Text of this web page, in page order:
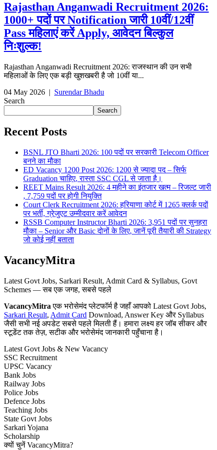
Rajasthan Anganwadi Recruitment 2026:
1000+ पदों पर Notification जारी 10वीं/12वीं
Pass महिलाएं करें Apply, आवेदन बिल्कुल
निःशुल्क!
Rajasthan Anganwadi Recruitment 2026: राजस्थान की उन सभी
महिलाओं के लिए एक बड़ी खुशखबरी है जो 10वीं या...
04 May 2026 | Surendar Bhadu
Search
Search
Recent Posts
BSNL JTO Bharti 2026: 100 पदों पर सरकारी Telecom Officer
बनने का मौका
ED Vacancy 1200 Post 2026: 1200 से ज्यादा पद – सिर्फ
Graduation चाहिए, रास्ता SSC CGL से जाता है।
REET Mains Result 2026: 4 महीने का इंतजार खत्म – रिजल्ट जारी
, 7,759 पदों पर होगी नियुक्ति
Court Clerk Recruitment 2026: हरियाणा कोर्ट में 1265 क्लर्क पदों
पर भर्ती, ग्रेजुएट उम्मीदवार करें आवेदन
RSSB Computer Instructor Bharti 2026: 3,951 पदों पर सुनहरा
मौका – Senior और Basic दोनों के लिए, जानें पूरी तैयारी की Strategy
जो कोई नहीं बताता
VacancyMitra
Latest Govt Jobs, Sarkari Result, Admit Card & Syllabus, Govt
Schemes — सब एक जगह, सबसे पहले
VacancyMitra एक भरोसेमंद प्लेटफॉर्म है जहाँ आपको Latest Govt Jobs,
Sarkari Result, Admit Card Download, Answer Key और Syllabus
जैसी सभी नई अपडेट सबसे पहले मिलती हैं। हमारा लक्ष्य हर जॉब सीकर और
स्टूडेंट तक तेज़, सटीक और भरोसेमंद जानकारी पहुँचाना है।
Latest Govt Jobs & New Vacancy
SSC Recruitment
UPSC Vacancy
Bank Jobs
Railway Jobs
Police Jobs
Defence Jobs
Teaching Jobs
State Govt Jobs
Sarkari Yojana
Scholarship
क्यों चुनें VacancyMitra?